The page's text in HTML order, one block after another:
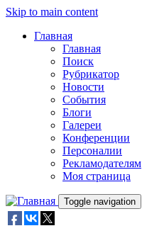
Skip to main content
Главная
Главная
Поиск
Рубрикатор
Новости
События
Блоги
Галереи
Конференции
Персоналии
Рекламодателям
Моя страница
Toggle navigation